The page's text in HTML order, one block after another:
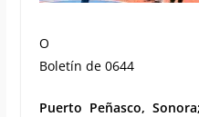
O
Boletín de 0644
Puerto Peñasco,